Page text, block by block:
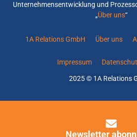
Unternehmensentwicklung und
„Über uns“
1A Relations GmbH Über uns
Impressum
2025 © 1A Relations
Newsletter